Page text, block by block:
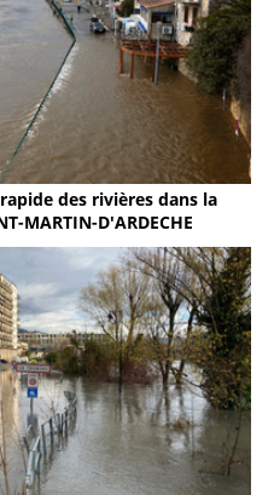
des rivières dans la
MARTIN-D'ARDECHE